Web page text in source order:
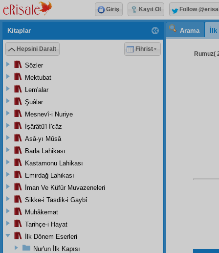
Arama
Rumuz(
Kitaplar
Hepsini Daralt Fihrist
Sözler
Mektubat
Lem'alar
Şuâlar
Mesnevî-i Nuriye
İşârâtü'l-İ'câz
Asâ-yı Mûsâ
Barla Lahikası
Kastamonu Lahikası
Emirdağ Lahikası
İman Ve Küfür Muvazeneleri
Sikke-i Tasdik-i Gaybî
Muhâkemat
Tarihçe-i Hayat
İlk Dönem Eserleri
Nur'un İlk Kapısı
Giriş Kayıt Ol Follow